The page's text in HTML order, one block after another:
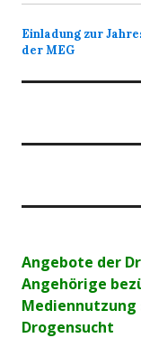
Einladung zur
der MEG
Angebote der
Angehörige
Mediennutzung
Drogensucht